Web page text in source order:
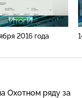
2016 года
Охотном ряду за